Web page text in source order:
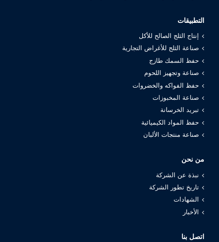
التطبيقات
إنتاج الثلج الصالح للأكل
صناعة الثلج للأغراض التجارية
حفظ السمك طازج
صناعة وتجهيز اللحوم
حفظ الفواكه والخضروات
صناعة المخبوزات
تبريد الخرسانة
حفظ المواد الكيميائية
صناعة منتجات الألبان
من نحن
نبذة عن الشركة
تاريخ تطور الشركة
الشهادات
الأخبار
اتصل بنا